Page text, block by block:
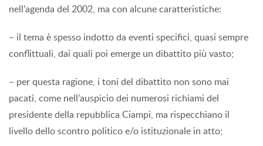
nell’agenda del 2002, ma con alcune caratteristiche:
– il tema è spesso indotto da eventi specifici, quasi sempre
conflittuali, dai quali poi emerge un dibattito più vasto;
– per questa ragione, i toni del dibattito non sono mai
pacati, come nell’auspicio dei numerosi richiami del
presidente della repubblica Ciampi, ma rispecchiano il
livello dello scontro politico e/o istituzionale in atto;